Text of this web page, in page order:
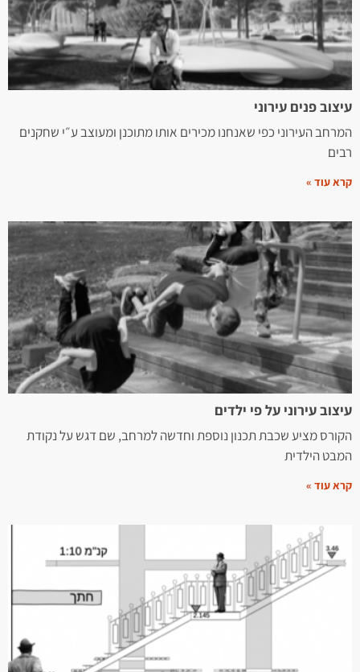
עיצוב פנים עירוני
המרחב העירוני כפי שאנחנו מכירים אותו מתוכנן ומעוצב ע״י שחקנים
רבים
קרא עוד »
עיצוב עירוני על פי ילדים
הקורס מציע שכבת תכנון נוספת וחדשה למרחב, שם דגש על נקודת
המבט הילדית
קרא עוד »